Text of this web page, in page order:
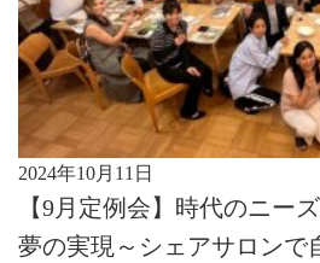
2024年10月11日
【9月定例会】時代のニー
夢の実現～シェアサロンで